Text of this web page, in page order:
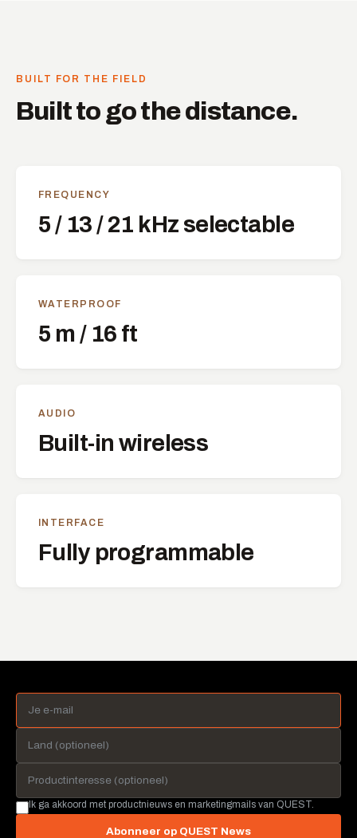
BUILT FOR THE FIELD
Built to go the distance.
FREQUENCY
5 / 13 / 21 kHz selectable
WATERPROOF
5 m / 16 ft
AUDIO
Built-in wireless
INTERFACE
Fully programmable
Ik ga akkoord met productnieuws en marketingmails van QUEST.
Abonneer op QUEST News